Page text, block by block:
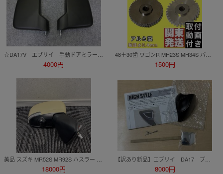
4000円
48＋30歯 ワゴンR MH23S MH34S パレット MK21Sデイズルークス B21A ドアミラー ギア セット金属製 アルミ 格納 ギヤ 修理 リペアパーツ
1500円
18000円
【訳あり新品】エブリイ DA17 プラスライン 側方確認ミラー リフトアップ
8000円